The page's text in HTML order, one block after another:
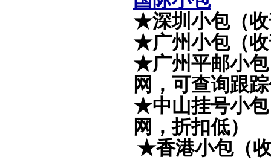
★深圳小包（收
★广州小包（收
★广州平邮小包
网，可查询跟
★中山挂号小包
网，折扣低）
★香港小包（